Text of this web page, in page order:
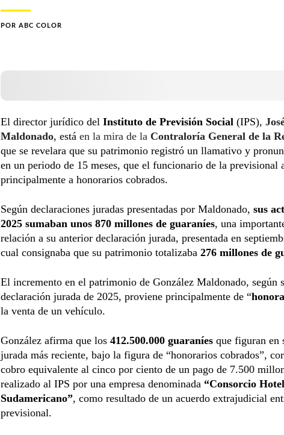
POR ABC COLOR
El director jurídico del Instituto de Previsión Social (IPS),
Maldonado, está en la mira de la Contraloría General de la
que se revelara que su patrimonio registró un llamativo y
en un periodo de 15 meses, que el funcionario de la previsional
principalmente a honorarios cobrados.
Según declaraciones juradas presentadas por Maldonado, sus
2025 sumaban unos 870 millones de guaraníes, una
relación a su anterior declaración jurada, presentada en
cual consignaba que su patrimonio totalizaba 276 millones de
El incremento en el patrimonio de González Maldonado, según
declaración jurada de 2025, proviene principalmente de “
la venta de un vehículo.
González afirma que los 412.500.000 guaraníes que figuran en
jurada más reciente, bajo la figura de “honorarios cobrados”,
cobro equivalente al cinco por ciento de un pago de 7.500
realizado al IPS por una empresa denominada “Consorcio
Sudamericano”, como resultado de un acuerdo extrajudicial
previsional.